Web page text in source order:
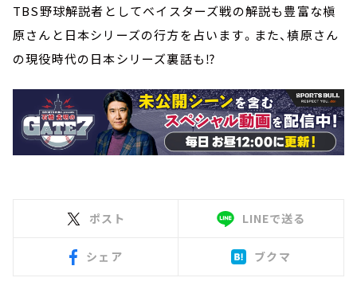
TBS野球解説者としてベイスターズ戦の解説も豊富な槇
原さんと日本シリーズの行方を占います。また、槙原さん
の現役時代の日本シリーズ裏話も⁉
ポスト LINEで送る
シェア ブクマ